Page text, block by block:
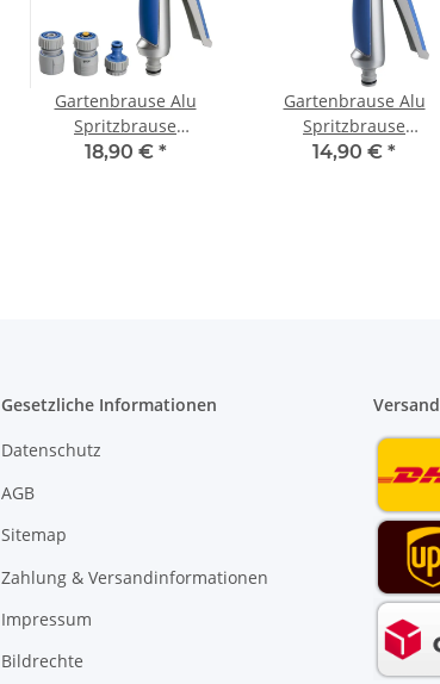
Gartenbrause Alu
Spritzbrause
Sprühpistole stufenlos
18,90 € *
Gartenbrause Alu
Spritzbrause
Sprühpistole 8 fach
14,90 € *
Gesetzliche Informationen
Datenschutz
AGB
Sitemap
Zahlung & Versandinformationen
Impressum
Bildrechte